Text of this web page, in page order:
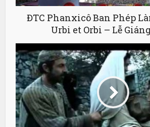
ĐTC Phanxicô Ban Phép
Urbi et Orbi – Lễ